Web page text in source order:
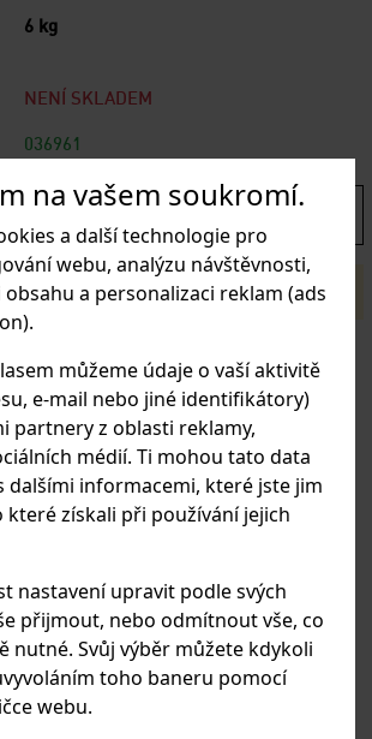
na vašem soukromí.
a další technologie pro
webu, analýzu návštěvnosti,
a personalizaci reklam (ads
můžeme údaje o vaší aktivitě
e-mail nebo jiné identifikátory)
partnery z oblasti reklamy,
médií. Ti mohou tato data
dalšími informacemi, které jste jim
které získali při používání jejich
nastavení upravit podle svých
přijmout, nebo odmítnout vše, co
nutné. Svůj výběr můžete kdykoli
toho baneru pomocí
webu.
6 kg
NENÍ SKLADEM
036961
686.1 Kč
ale položka je nedostupná
formulář
vazbou síta, velký poměr mezi velikostí
Síto lze dodat v rolích nebo formátech
rámů; kryty; zábrany; dělící stěny; stěny
kovový nábytek; schodišťové
třídicí síta; architektura; zábrany pro